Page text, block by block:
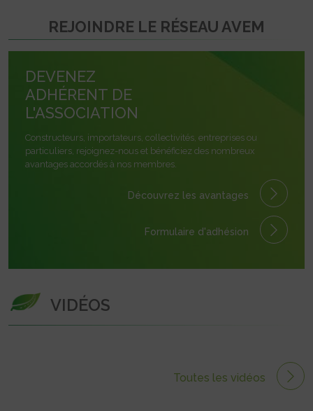
REJOINDRE LE RÉSEAU AVEM
DEVENEZ
ADHÉRENT DE
L'ASSOCIATION
Constructeurs, importateurs, collectivités, entreprises ou
particuliers, rejoignez-nous et bénéficiez des nombreux
avantages accordés à nos membres.
Découvrez les avantages
Formulaire d'adhésion
VIDÉOS
Toutes les vidéos